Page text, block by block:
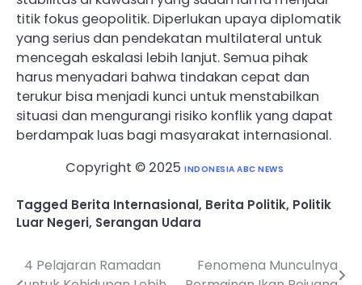
titik fokus geopolitik. Diperlukan upaya diplomatik
yang serius dan pendekatan multilateral untuk
mencegah eskalasi lebih lanjut. Semua pihak
harus menyadari bahwa tindakan cepat dan
terukur bisa menjadi kunci untuk menstabilkan
situasi dan mengurangi risiko konflik yang dapat
berdampak luas bagi masyarakat internasional.
Copyright © 2025 INDONESIA ABC NEWS
Tagged Berita Internasional, Berita Politik, Politik
Luar Negeri, Serangan Udara
Post
4 Pelajaran Ramadan
Fenomena Munculnya